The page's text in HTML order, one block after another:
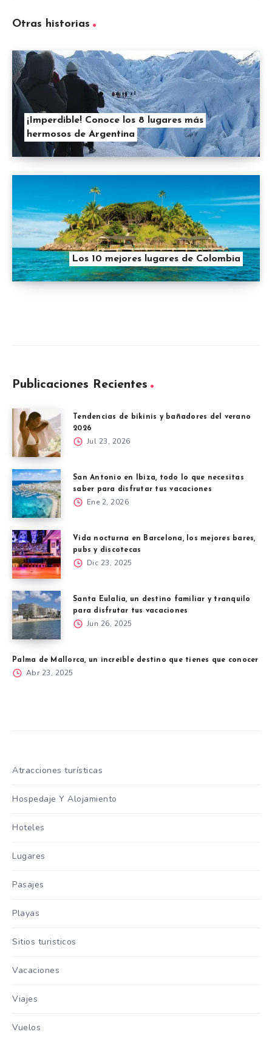
Otras historias
¡Imperdible! Conoce los 8 lugares más
hermosos de Argentina
Los 10 mejores lugares de Colombia
Publicaciones Recientes
Tendencias de bikinis y bañadores del verano
2026
Jul 23, 2026
San Antonio en Ibiza, todo lo que necesitas
saber para disfrutar tus vacaciones
Ene 2, 2026
Vida nocturna en Barcelona, los mejores bares,
pubs y discotecas
Dic 23, 2025
Santa Eulalia, un destino familiar y tranquilo
para disfrutar tus vacaciones
Jun 26, 2025
Palma de Mallorca, un increíble destino que tienes que conocer
Abr 23, 2025
Atracciones turísticas
Hospedaje Y Alojamiento
Hoteles
Lugares
Pasajes
Playas
Sitios turisticos
Vacaciones
Viajes
Vuelos